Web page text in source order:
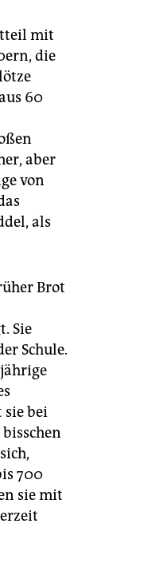
mit
die
60
aber
von
als
Brot
Sie
Schule.
sie bei
700
sie mit